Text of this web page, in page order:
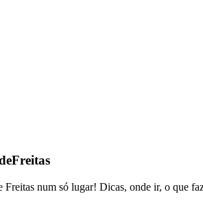
num só lugar! Dicas, onde ir, o que